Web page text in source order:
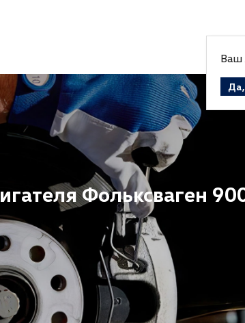
Фольксваген
Ваш
Да,